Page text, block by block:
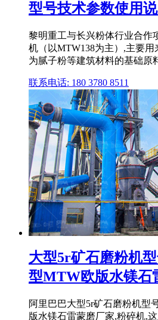
型号技术参数使用
黎明重工与长兴粉体行业合作
机（以MTW138为主）,主要
为腻子粉等建筑材料的基础原
联系电话: 180 3780 8511
大型5r矿石磨粉机
型MTW欧版水镁石
阿里巴巴大型5r矿石磨粉机型
版水镁石雷蒙磨厂家,粉碎机,